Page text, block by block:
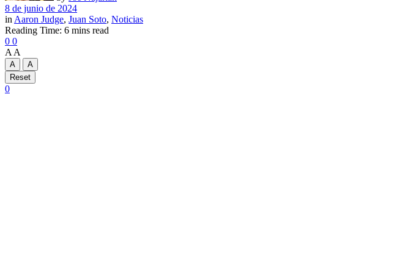
8 de junio de 2024
in Aaron Judge, Juan Soto, Noticias
Reading Time: 6 mins read
0 0
A A
A
A
Reset
0